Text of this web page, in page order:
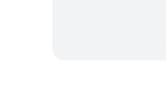
Система оповещений и